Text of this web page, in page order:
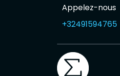
Appelez-nous
+32491594765